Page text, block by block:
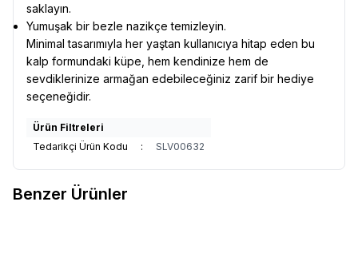
saklayın.
Yumuşak bir bezle nazikçe temizleyin.
Minimal tasarımıyla her yaştan kullanıcıya hitap eden bu
kalp formundaki küpe, hem kendinize hem de
sevdiklerinize armağan edebileceğiniz zarif bir hediye
seçeneğidir.
Ürün Filtreleri
Tedarikçi Ürün Kodu
: SLV00632
Benzer Ürünler